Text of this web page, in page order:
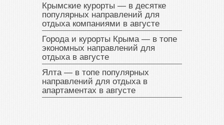
Крымские курорты — в десятке
популярных направлений для
отдыха компаниями в августе
Города и курорты Крыма — в топе
экономных направлений для
отдыха в августе
Ялта — в топе популярных
направлений для отдыха в
апартаментах в августе